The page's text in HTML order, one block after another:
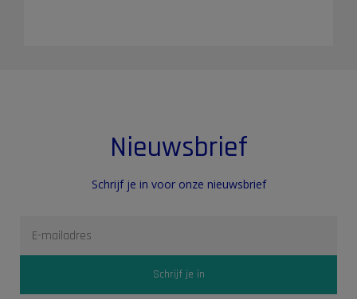
Nieuwsbrief
Schrijf je in voor onze nieuwsbrief